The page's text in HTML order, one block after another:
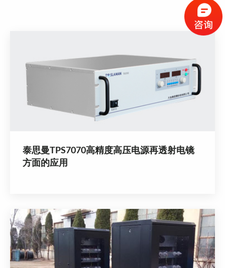
泰思曼TPS7070高精度高压电源再透射电镜
方面的应用